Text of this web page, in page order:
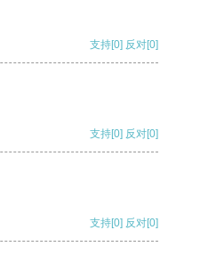
支持[0] 反对[0]
支持[0] 反对[0]
支持[0] 反对[0]